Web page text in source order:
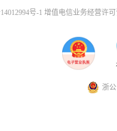
号-1 增值电信业务经营许
浙公